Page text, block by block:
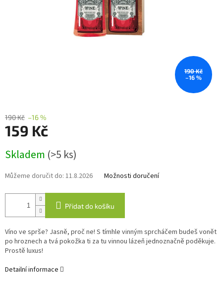
190 Kč
–16 %
190 Kč –16 %
159 Kč
cena:
Skladem (>5 ks)
Můžeme doručit do: 11.8.2026 Možnosti doručení
Přidat do košíku
Víno ve sprše? Jasně, proč ne! S tímhle vinným sprcháčem budeš vonět
po hroznech a tvá pokožka ti za tu vinnou lázeň jednoznačně poděkuje.
Prostě luxus!
Detailní informace